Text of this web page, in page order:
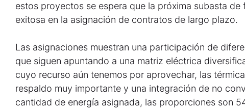
estos proyectos se espera que la próxima subasta de
exitosa en la asignación de contratos de largo plazo.
Las asignaciones muestran una participación de
que siguen apuntando a una matriz eléctrica
cuyo recurso aún tenemos por aprovechar, las
respaldo muy importante y una integración de no
cantidad de energía asignada, las proporciones son